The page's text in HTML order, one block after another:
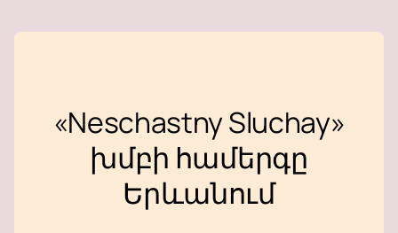
«Neschastny Sluchay»
խմբի համերգը
Երևանում